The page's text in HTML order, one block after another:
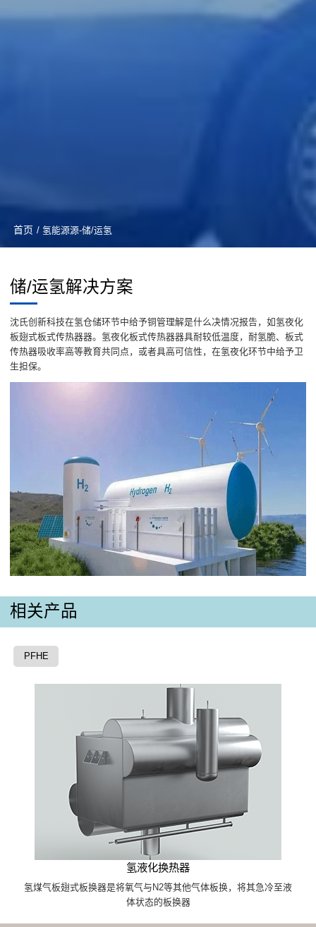
首页 / 氢能源源-储/运氢
储/运氢解决方案
沈氏创新科技在氢仓储环节中给予铜管理解是什么决情况报告，如氢夜化
板翅式板式传热器器。氢夜化板式传热器器具耐较低温度，耐氢脆、板式
传热器吸收率高等教育共同点，或者具高可信性，在氢夜化环节中给予卫
生担保。
相关产品
PFHE
氢液化换热器
氢煤气板翅式板换器是将氧气与N2等其他气体板换，将其急冷至液
体状态的板换器